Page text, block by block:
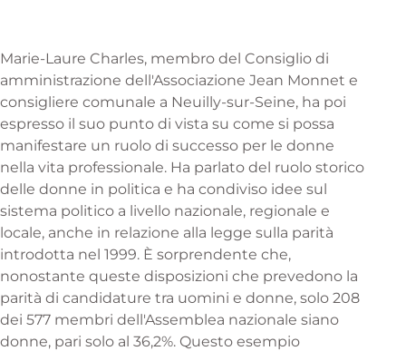
Marie-Laure Charles, membro del Consiglio di
amministrazione dell'Associazione Jean Monnet e
consigliere comunale a Neuilly-sur-Seine, ha poi
espresso il suo punto di vista su come si possa
manifestare un ruolo di successo per le donne
nella vita professionale. Ha parlato del ruolo storico
delle donne in politica e ha condiviso idee sul
sistema politico a livello nazionale, regionale e
locale, anche in relazione alla legge sulla parità
introdotta nel 1999. È sorprendente che,
nonostante queste disposizioni che prevedono la
parità di candidature tra uomini e donne, solo 208
dei 577 membri dell'Assemblea nazionale siano
donne, pari solo al 36,2%. Questo esempio